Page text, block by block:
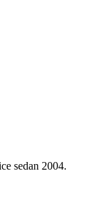
sedan 2004.